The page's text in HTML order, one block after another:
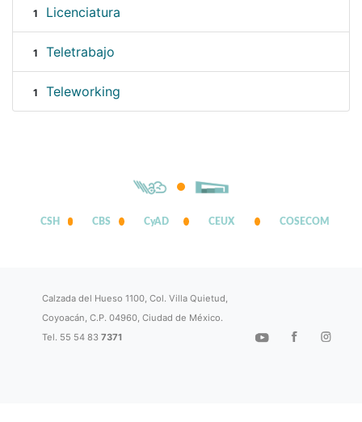
1 Licenciatura
1 Teletrabajo
1 Teleworking
CSH CBS CyAD CEUX COSECOM
Calzada del Hueso 1100, Col. Villa Quietud,
Coyoacán, C.P. 04960, Ciudad de México.
Tel. 55 54 837371